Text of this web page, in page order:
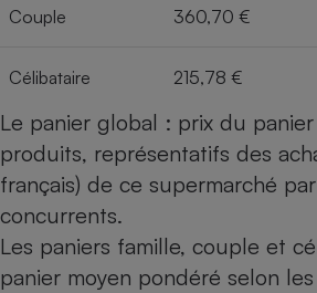
Couple 360,70 €
Célibataire 215,78 €
Le panier global : prix du panier
produits, représentatifs des
français) de ce supermarché
concurrents.
Les paniers famille, couple et
panier moyen pondéré selon